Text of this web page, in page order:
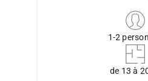
1-2
de 13 à